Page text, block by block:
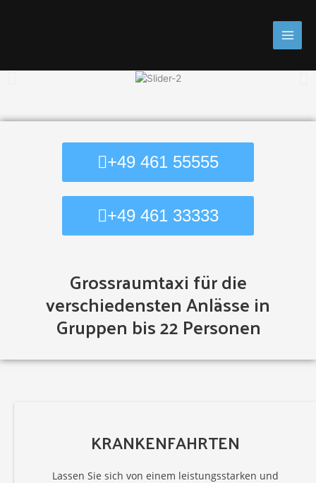
+49 461 55555
+49 461 33333
Grossraumtaxi für die
verschiedensten Anlässe in
Gruppen bis 22 Personen
KRANKENFAHRTEN
Lassen Sie sich von einem leistungsstarken und